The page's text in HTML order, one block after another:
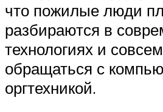
что пожилые люди
разбираются в
технологиях и
обращаться с
оргтехникой.